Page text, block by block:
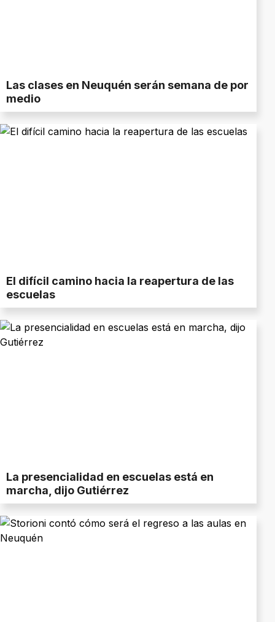
Las clases en Neuquén serán semana de por
medio
El difícil camino hacia la reapertura de las
escuelas
La presencialidad en escuelas está en
marcha, dijo Gutiérrez